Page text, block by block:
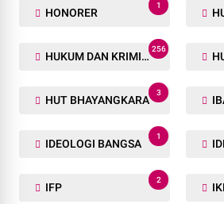
HONORER
1
HUKUM DAN KRIMINAL
256
HUT BHAYANGKARA
3
IDEOLOGI BANGSA
1
IFP
2